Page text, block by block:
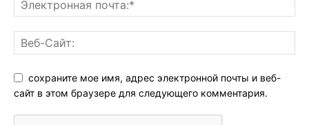
сохраните мое имя, адрес электронной почты и веб-
сайт в этом браузере для следующего комментария.